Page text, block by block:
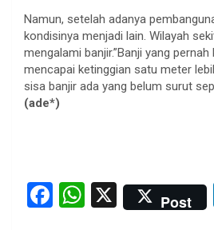
Namun, setelah adanya
kondisinya menjadi lain. Wilayah
mengalami banjir.”Banji yang
mencapai ketinggian satu meter
sisa banjir ada yang belum surut
(ade*)
F
W X Post